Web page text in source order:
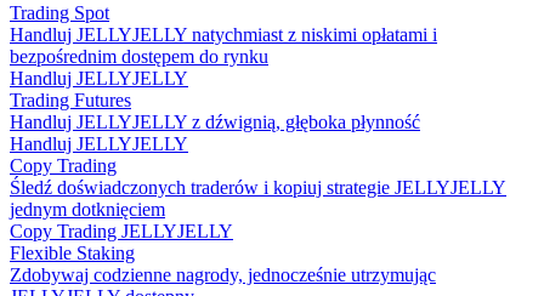
Trading Spot
Handluj JELLYJELLY natychmiast z niskimi opłatami i
bezpośrednim dostępem do rynku
Handluj JELLYJELLY
Trading Futures
Handluj JELLYJELLY z dźwignią, głęboka płynność
Handluj JELLYJELLY
Copy Trading
Śledź doświadczonych traderów i kopiuj strategie JELLYJELLY
jednym dotknięciem
Copy Trading JELLYJELLY
Flexible Staking
Zdobywaj codzienne nagrody, jednocześnie utrzymując